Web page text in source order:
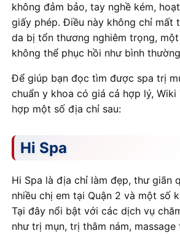
không đảm bảo, tay nghề kém,
giấy phép. Điều này không chỉ mất
da bị tổn thương nghiêm trọng,
không thể phục hồi như bình
Để giúp bạn đọc tìm được spa trị
chuẩn y khoa có giá cả hợp lý,
hợp một số địa chỉ sau:
Hi Spa
Hi Spa là địa chỉ làm đẹp, thư giãn
nhiều chị em tại Quận 2 và một số
Tại đây nổi bật với các dịch vụ
như trị mụn, trị thâm nám,